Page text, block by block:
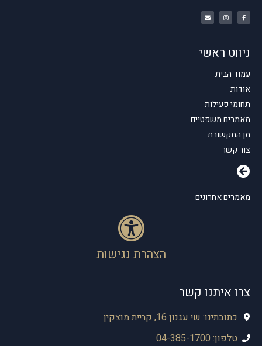
ניווט ראשי
עמוד הבית
אודות
תחומי פעילות
מאמרים משפטיים
מן התקשורת
צור קשר
מאמרים אחרונים
הצהרת נגישות
צרו איתנו קשר
כתובתינו: שי עגנון 16, קריית מוצקין
טלפון: 04-385-1700